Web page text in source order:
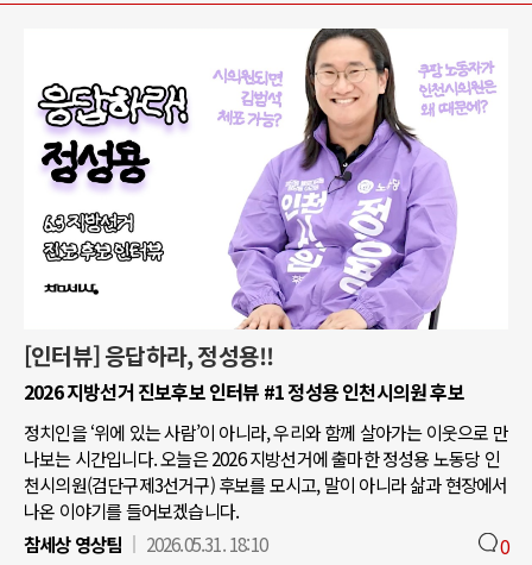
[인터뷰] 응답하라, 정성용!!
2026 지방선거 진보후보 인터뷰 #1 정성용 인천시의원 후보
정치인을 ‘위에 있는 사람’이 아니라, 우리와 함께 살아가는 이웃으로 만
나보는 시간입니다. 오늘은 2026 지방선거에 출마한 정성용 노동당 인
천시의원(검단구제3선거구) 후보를 모시고, 말이 아니라 삶과 현장에서
나온 이야기를 들어보겠습니다.
참세상 영상팀
2026.05.31. 18:10 0